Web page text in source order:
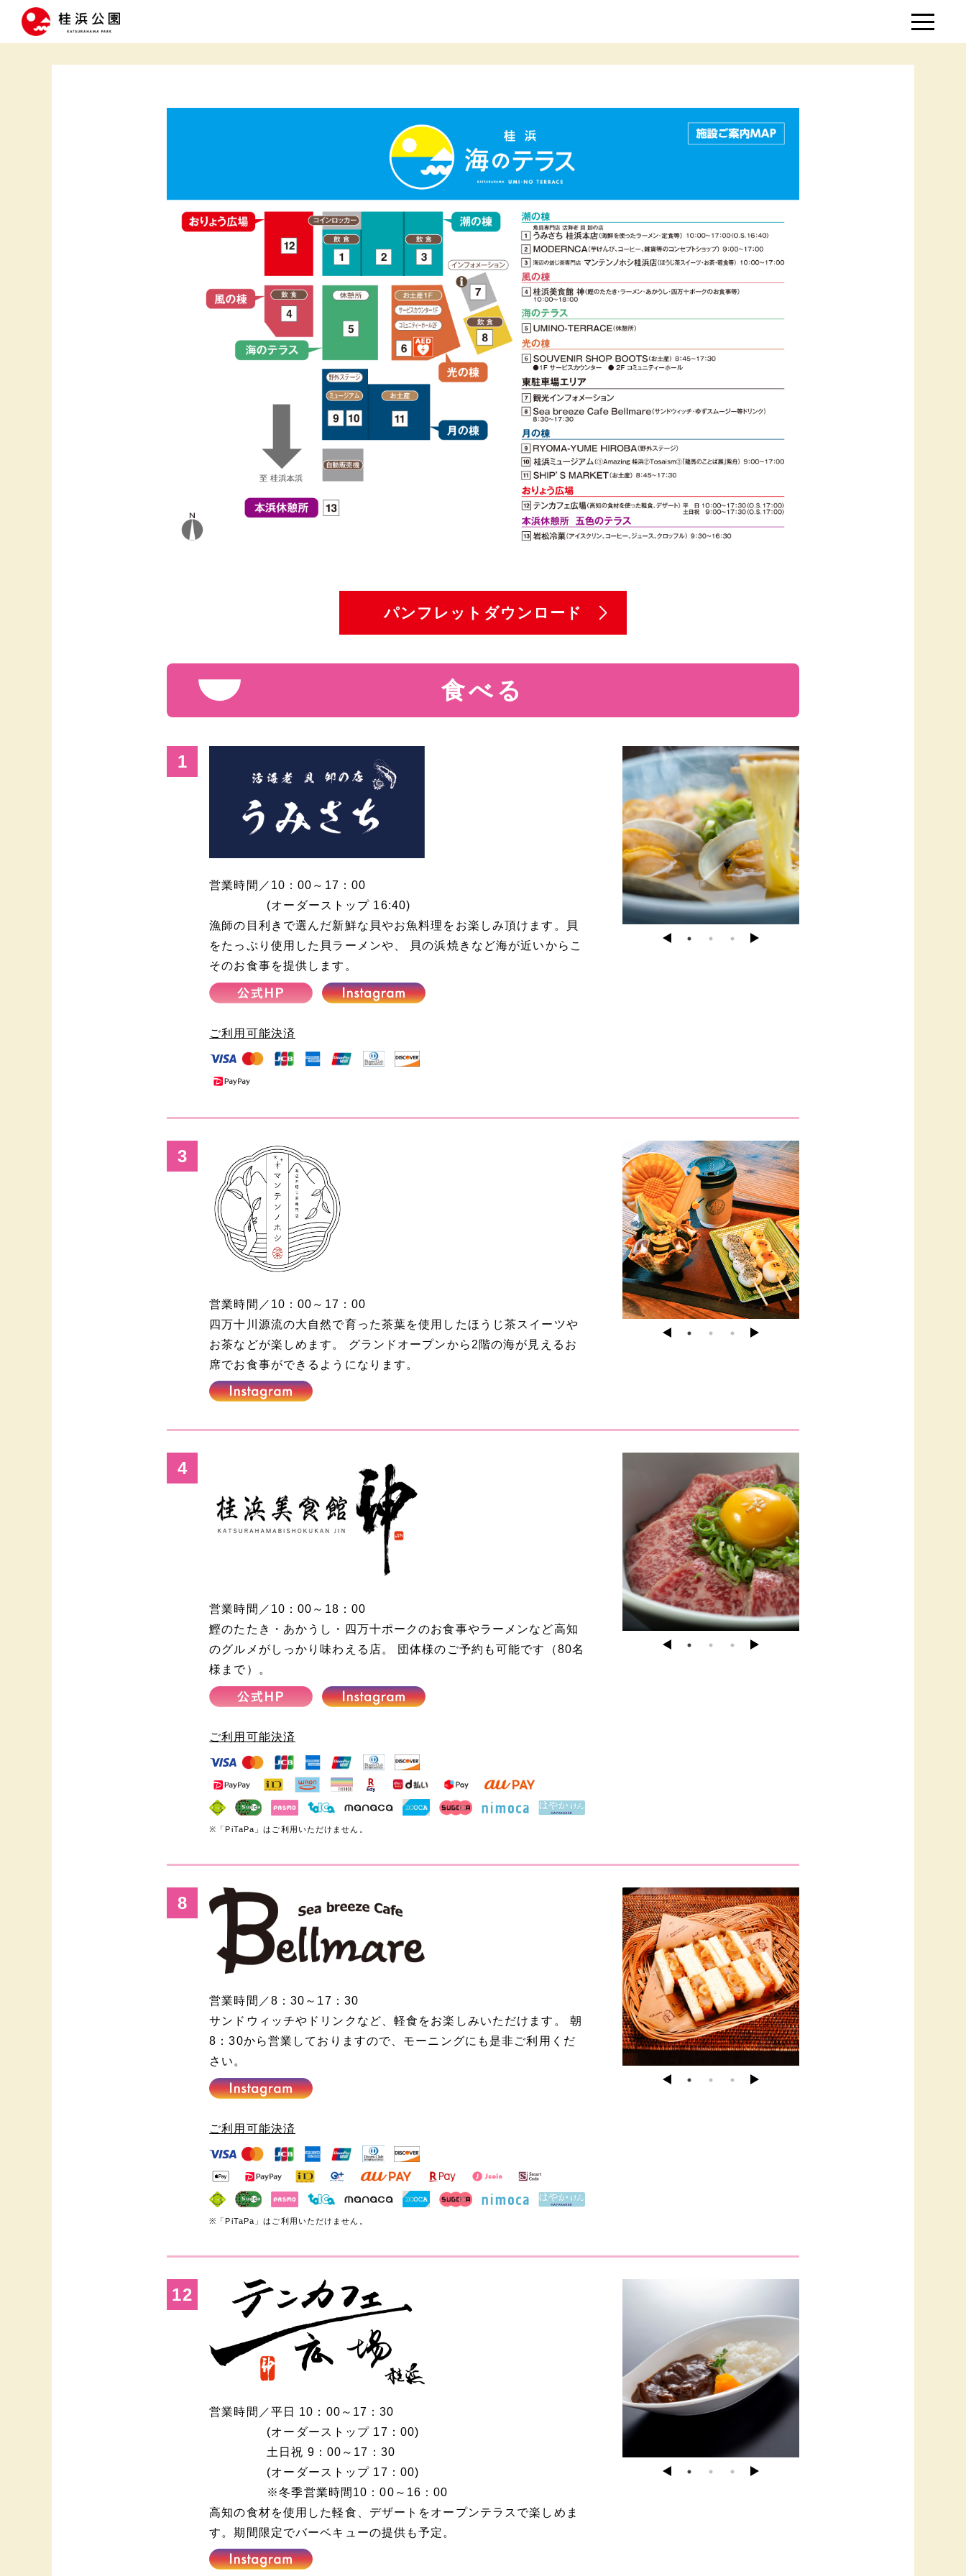
パンフレット ダウンロード
食べる
1
営業時間／ 10：00 ～ 17：00
(オーダーストップ 16:40)
漁師の目利きで選んだ新鮮な貝やお魚料理をお楽しみ頂けます。貝
をたっぷり使用した貝ラーメンや、 貝の浜焼きなど海が近いからこ
そのお食事を提供します。
ご利用可能決済
3
営業時間／ 10：00 ～ 17：00
四万十川源流の大自然で育った茶葉を使用したほうじ茶スイーツや
お茶などが楽しめます。 グランドオープンから2階の海が見えるお
席でお食事ができるようになります。
4
営業時間／ 10：00 ～ 18：00
鰹のたたき・あかうし・四万十ポークのお食事やラーメンなど高知
のグルメがしっかり味わえる店。 団体様のご予約も可能です（80名
様まで）。
ご利用可能決済
※「PiTaPa」はご利用いただけません。
8
営業時間／8：30 ～ 17：30
サンドウィッチやドリンクなど、軽食をお楽しみいただけます。 朝
8：30から営業しておりますので、モーニングにも是非ご利用くだ
さい。
ご利用可能決済
※「PiTaPa」はご利用いただけません。
12
営業時間／平日 10：00 ～ 17：30
(オーダー ストップ 17：00)
土日祝 9：00 ～ 17：30
(オーダー ストップ 17：00)
※冬季営業時間 10：00 ～ 16：00
高知の食材を使用した軽食、デザートをオープンテラスで楽しめま
す。期間限定でバーベキューの提供も予定。